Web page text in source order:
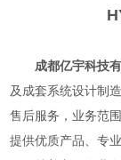
成都亿宇科技
及成套系统设计制
售后服务，业务范
提供优质产品、专